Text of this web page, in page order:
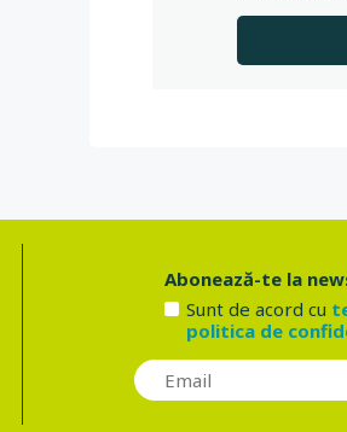
Abonează-te la
Sunt de acord cu
politica de